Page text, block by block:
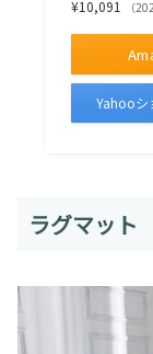
¥10,091 （
Yahooシ
ラグマット